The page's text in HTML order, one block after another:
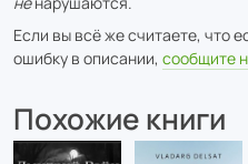
Если вы всё же считаете, что
ошибку в описании, сообщите
Похожие книги